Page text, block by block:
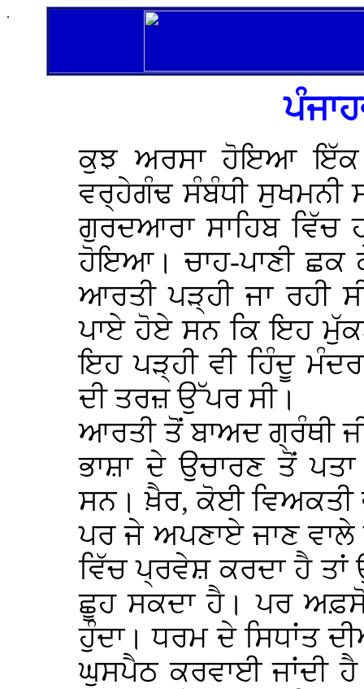
.
ਕੁਝ ਅਰਸਾ ਹੋਇਆ ਇੱਕ
ਵਰ੍ਹੇਗੰਢ ਸੰਬੰਧੀ ਸੁਖਮਨੀ
ਗੁਰਦਆਰਾ ਸਾਹਿਬ ਵਿੱਚ
ਹੋਇਆ। ਚਾਹ-ਪਾਣੀ ਛਕ
ਆਰਤੀ ਪੜ੍ਹੀ ਜਾ ਰਹੀ
ਪਾਏ ਹੋਏ ਸਨ ਕਿ ਇਹ
ਇਹ ਪੜ੍ਹੀ ਵੀ ਹਿੰਦੂ
ਦੀ ਤਰਜ਼ ਉੱਪਰ ਸੀ।
ਆਰਤੀ ਤੋਂ ਬਾਅਦ ਗ੍ਰੰਥੀ
ਭਾਸ਼ਾ ਦੇ ਉਚਾਰਣ ਤੋਂ
ਸਨ। ਖ਼ੈਰ, ਕੋਈ ਵਿਅਕਤੀ
ਪਰ ਜੇ ਅਪਣਾਏ ਜਾਣ
ਵਿੱਚ ਪ੍ਰਵੇਸ਼ ਕਰਦਾ ਹੈ
ਛੂਹ ਸਕਦਾ ਹੈ। ਪਰ
ਹੁੰਦਾ। ਧਰਮ ਦੇ ਸਿਧਾਂਤ
ਘੁਸਪੈਠ ਕਰਵਾਈ ਜਾਂਦੀ